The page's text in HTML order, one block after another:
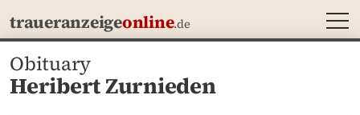
traueranzeigeonline.de
Obituary
Heribert Zurnieden